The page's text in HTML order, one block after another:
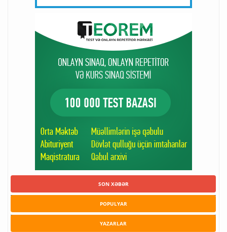
SON XƏBƏR
POPULYAR
YAZARLAR